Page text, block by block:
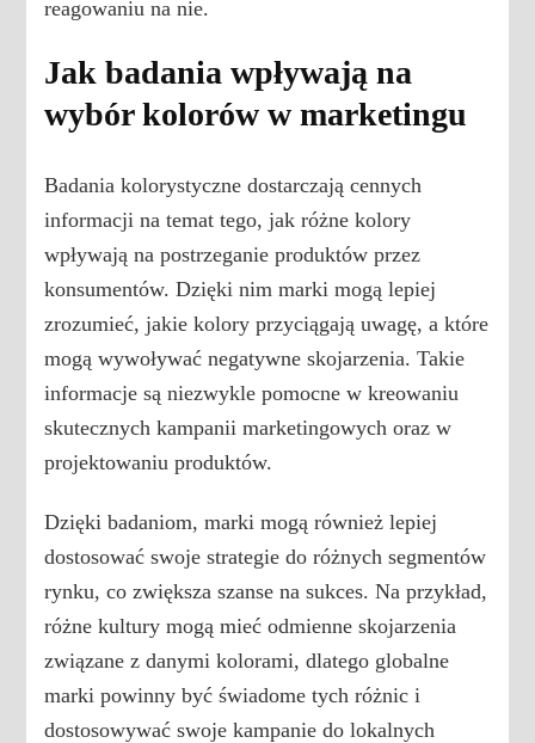
reagowaniu na nie.
Jak badania wpływają na
wybór kolorów w marketingu
Badania kolorystyczne dostarczają cennych
informacji na temat tego, jak różne kolory
wpływają na postrzeganie produktów przez
konsumentów. Dzięki nim marki mogą lepiej
zrozumieć, jakie kolory przyciągają uwagę, a które
mogą wywoływać negatywne skojarzenia. Takie
informacje są niezwykle pomocne w kreowaniu
skutecznych kampanii marketingowych oraz w
projektowaniu produktów.
Dzięki badaniom, marki mogą również lepiej
dostosować swoje strategie do różnych segmentów
rynku, co zwiększa szanse na sukces. Na przykład,
różne kultury mogą mieć odmienne skojarzenia
związane z danymi kolorami, dlatego globalne
marki powinny być świadome tych różnic i
dostosowywać swoje kampanie do lokalnych